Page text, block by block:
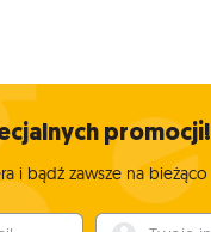
promocji!
i bądź zawsze na bieżąco
Twoje imię